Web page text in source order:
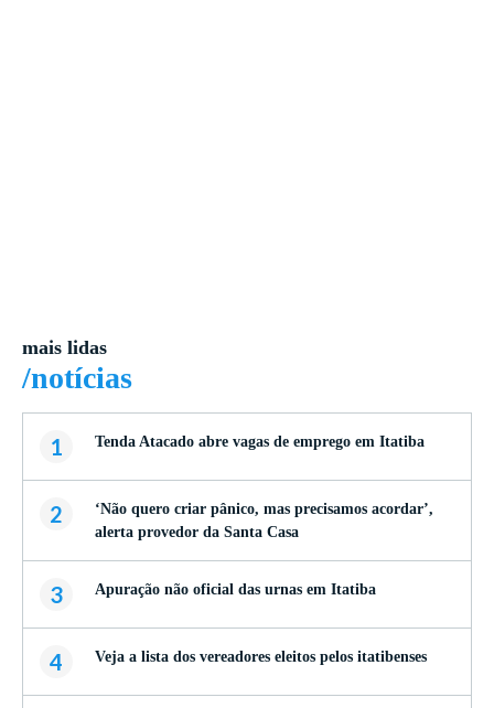
mais lidas
/notícias
1 Tenda Atacado abre vagas de emprego em Itatiba
2
‘Não quero criar pânico, mas precisamos acordar’,
alerta provedor da Santa Casa
3 Apuração não oficial das urnas em Itatiba
4 Veja a lista dos vereadores eleitos pelos itatibenses